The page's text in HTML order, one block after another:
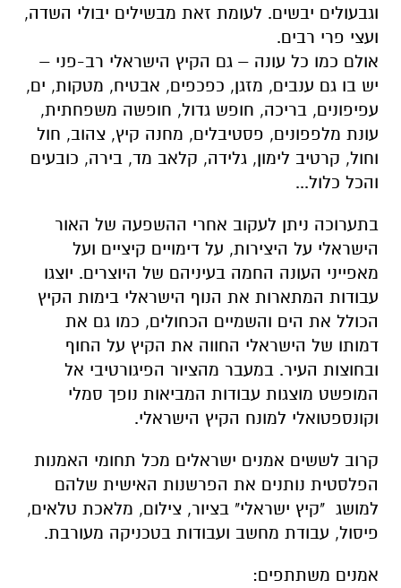
וגבעולים יבשים. לעומת זאת מבשילים יבולי השדה,
ועצי פרי רבים.
אולם כמו כל עונה – גם הקיץ הישראלי רב-פני –
יש בו גם ענבים, מזגן, כפכפים, אבטיח, מטקות, ים,
עפיפונים, בריכה, חופש גדול, חופשה משפחתית,
עונת מלפפונים, פסטיבלים, מחנה קיץ, צהוב, חול
וחול, קרטיב לימון, גלידה, קלאב מד, בירה, כובעים
והכל כלול...
בתערוכה ניתן לעקוב אחרי ההשפעה של האור
הישראלי על היצירות, על דימויים קיציים ועל
מאפייני העונה החמה בעיניהם של היוצרים. יוצגו
עבודות המתארות את הנוף הישראלי בימות הקיץ
הכולל את הים והשמיים הכחולים, כמו גם את
דמותו של הישראלי החווה את הקיץ על החוף
ובחוצות העיר. במעבר מהציור הפיגורטיבי אל
המופשט מוצגות עבודות המביאות נופך סמלי
וקונספטואלי למונח הקיץ הישראלי.
קרוב לששים אמנים ישראלים מכל תחומי האמנות
הפלסטית נותנים את הפרשנות האישית שלהם
למושג "קיץ ישראלי" בציור, צילום, מלאכת טלאים,
פיסול, עבודת מחשב ועבודות בטכניקה מעורבת.
אמנים משתתפים: